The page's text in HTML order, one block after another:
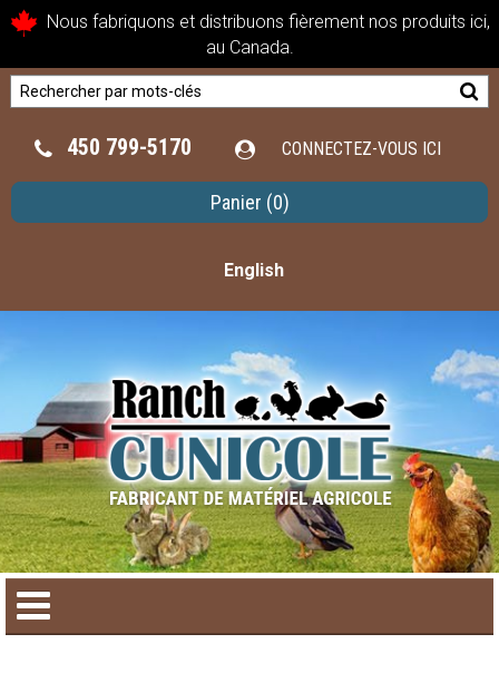
Nous fabriquons et distribuons fièrement nos produits ici,
au Canada.
450 799-5170 CONNECTEZ-VOUS ICI
Panier (0)
English